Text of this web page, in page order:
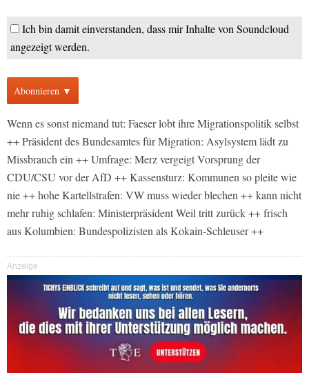
Ich bin damit einverstanden, dass mir Inhalte von Soundcloud
angezeigt werden.
Abonnieren ▼
Wenn es sonst niemand tut: Faeser lobt ihre Migrationspolitik selbst
++ Präsident des Bundesamtes für Migration: Asylsystem lädt zu
Missbrauch ein ++ Umfrage: Merz vergeigt Vorsprung der
CDU/CSU vor der AfD ++ Kassensturz: Kommunen so pleite wie
nie ++ hohe Kartellstrafen: VW muss wieder blechen ++ kann nicht
mehr ruhig schlafen: Ministerpräsident Weil tritt zurück ++ frisch
aus Kolumbien: Bundespolizisten als Kokain-Schleuser ++
Anzeige